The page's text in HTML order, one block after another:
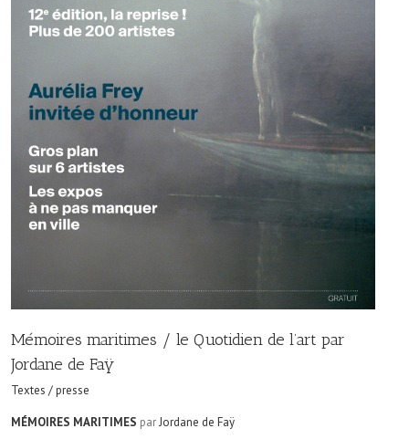
Mémoires maritimes / le Quotidien de l’art par
Jordane de Faÿ
Textes / presse
MÉMOIRES MARITIMES parJordane de Faÿ